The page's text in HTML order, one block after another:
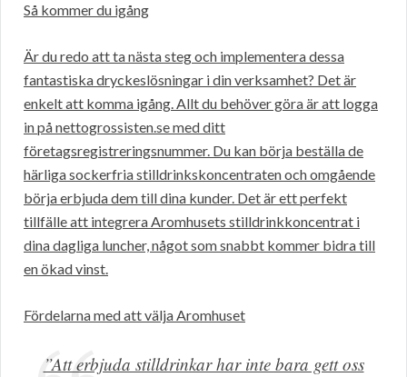
Så kommer du igång
Är du redo att ta nästa steg och implementera dessa
fantastiska dryckeslösningar i din verksamhet? Det är
enkelt att komma igång. Allt du behöver göra är att logga
in på nettogrossisten.se med ditt
företagsregistreringsnummer. Du kan börja beställa de
härliga sockerfria stilldrinkskoncentraten och omgående
börja erbjuda dem till dina kunder. Det är ett perfekt
tillfälle att integrera Aromhusets stilldrinkkoncentrat i
dina dagliga luncher, något som snabbt kommer bidra till
en ökad vinst.
Fördelarna med att välja Aromhuset
”Att erbjuda stilldrinkar har inte bara gett oss